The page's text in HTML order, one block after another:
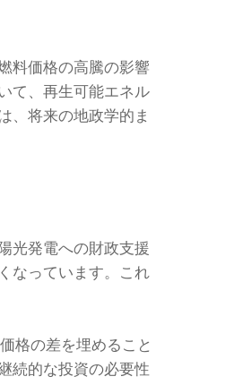
料価格の高騰の影響
て、再生可能エネル
、将来の地政学的ま
光発電への財政支援
なっています。これ
格の差を埋めること
続的な投資の必要性